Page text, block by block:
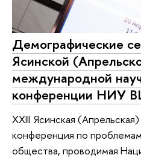
Демографические
Ясинской
международной
конференции НИУ
XXIII Ясинская
конференция по
общества, проводимая